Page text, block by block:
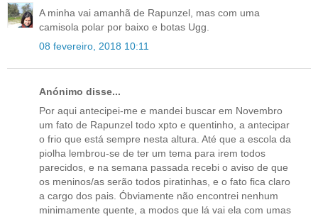
A minha vai amanhã de Rapunzel, mas com uma
camisola polar por baixo e botas Ugg.
08 fevereiro, 2018 10:11
Anónimo disse...
Por aqui antecipei-me e mandei buscar em Novembro
um fato de Rapunzel todo xpto e quentinho, a antecipar
o frio que está sempre nesta altura. Até que a escola da
piolha lembrou-se de ter um tema para irem todos
parecidos, e na semana passada recebi o aviso de que
os meninos/as serão todos piratinhas, e o fato fica claro
a cargo dos pais. Óbviamente não encontrei nenhum
minimamente quente, a modos que lá vai ela com umas